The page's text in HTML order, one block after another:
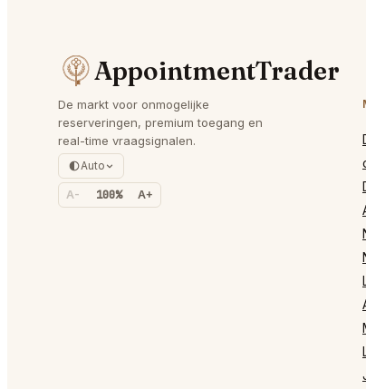
AppointmentTrader
De markt voor onmogelijke
reserveringen, premium toegang en
real-time vraagsignalen.
Auto
A- 100% A+